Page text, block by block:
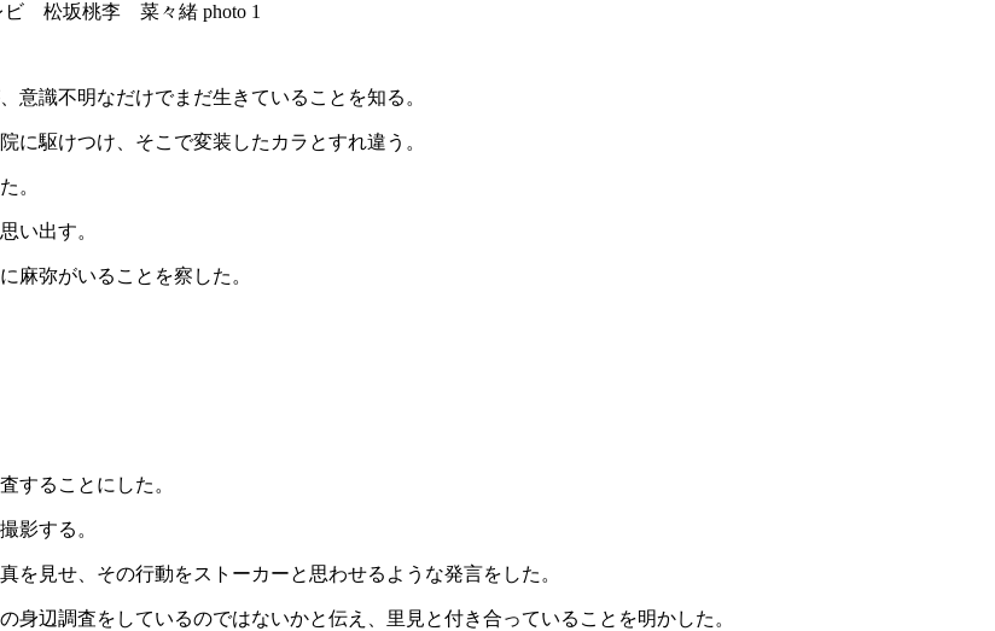
意識不明なだけでまだ生きていることを知る。
に駆けつけ、そこで変装したカラとすれ違う。
。
い出す。
麻弥がいることを察した。
することにした。
影する。
見せ、その行動をストーカーと思わせるような発言をした。
辺調査をしているのではないかと伝え、里見と付き合っていることを明かした。